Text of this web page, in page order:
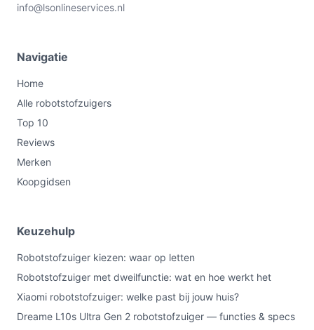
info@lsonlineservices.nl
Navigatie
Home
Alle robotstofzuigers
Top 10
Reviews
Merken
Koopgidsen
Keuzehulp
Robotstofzuiger kiezen: waar op letten
Robotstofzuiger met dweilfunctie: wat en hoe werkt het
Xiaomi robotstofzuiger: welke past bij jouw huis?
Dreame L10s Ultra Gen 2 robotstofzuiger — functies & specs